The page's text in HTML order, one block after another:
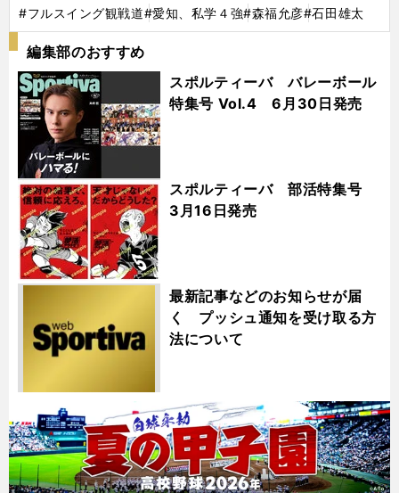
#フルスイング観戦道#愛知、私学４強#森福允彦#石田雄太
編集部のおすすめ
スポルティーバ バレーボール
特集号 Vol.4 6月30日発売
スポルティーバ 部活特集号
3月16日発売
最新記事などのお知らせが届
く プッシュ通知を受け取る方
法について